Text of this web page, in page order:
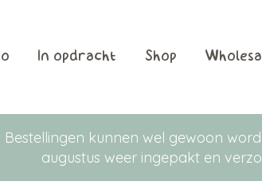
In opdracht Shop
Bestellingen kunnen wel gewoon
augustus weer ingepakt en